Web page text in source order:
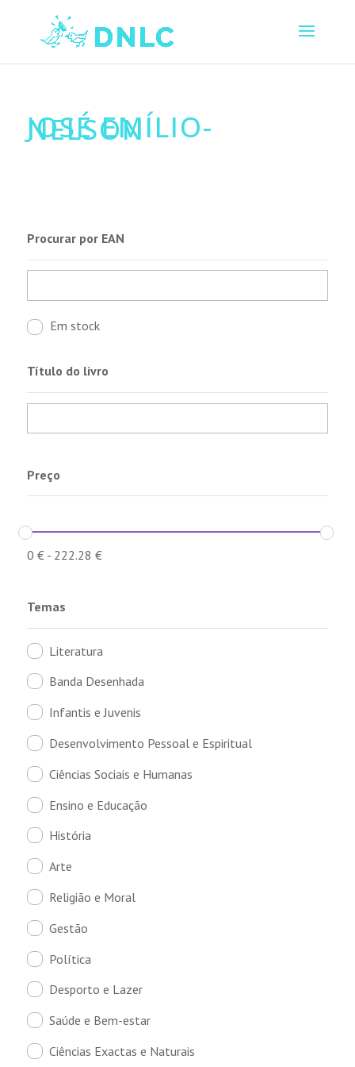
JOSÉ EMÍLIO-
NELSON
Procurar por EAN
Em stock
Título do livro
Preço
0 €- 222.28 €
Temas
Literatura
Banda Desenhada
Infantis e Juvenis
Desenvolvimento Pessoal e Espiritual
Ciências Sociais e Humanas
Ensino e Educação
História
Arte
Religião e Moral
Gestão
Política
Desporto e Lazer
Saúde e Bem-estar
Ciências Exactas e Naturais